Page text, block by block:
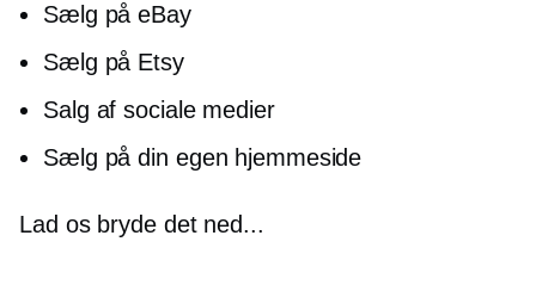
Sælg på eBay
Sælg på Etsy
Salg af sociale medier
Sælg på din egen hjemmeside
Lad os bryde det ned...